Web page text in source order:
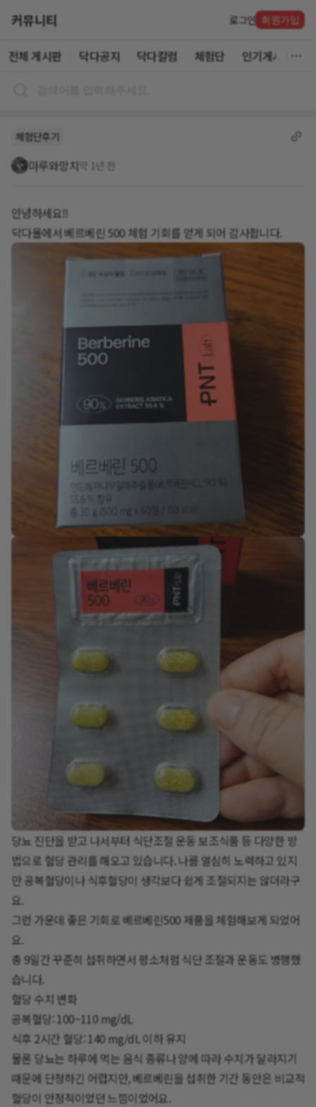
커뮤니티 로그인 회원가입
전체 게시판 닥다공지 닥다칼럼 체험단 인기게시글
체험단후기
마루와망치 약 1년 전
안녕하세요!!
닥다몰에서 베르베린 500 체험 기회를 얻게 되어 감사합니다.
당뇨 진단을 받고 나서부터 식단조절 운동 보조식품 등 다양한 방
법으로 혈당 관리를 해오고 있습니다. 나름 열심히 노력하고 있지
만 공복혈당이나 식후혈당이 생각보다 쉽게 조절되지는 않더라구
요.
그런 가운데 좋은 기회로 베르베린500 제품을 체험해보게 되었어
요.
총 9일간 꾸준히 섭취하면서 평소처럼 식단 조절과 운동도 병행했
습니다.
혈당 수치 변화
공복혈당: 100~110 mg/dL
식후 2시간 혈당: 140 mg/dL 이하 유지
물론 당뇨는 하루에 먹는 음식 종류나 양에 따라 수치가 달라지기
때문에 단정하긴 어렵지만, 베르베린을 섭취한 기간 동안은 비교적
혈당이 안정적이었던 느낌이었어요.